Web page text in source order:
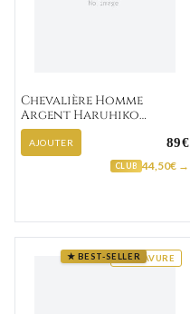
Chevalière Homme
Argent Haruhiko
Zirconium
AJOUTER 89€
CLUB 44,50€ →
GRAVURE
★ BEST-SELLER